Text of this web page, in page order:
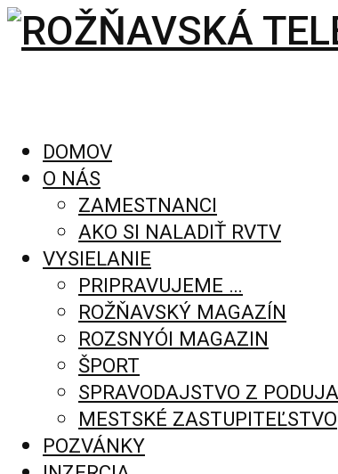
DOMOV
O NÁS
ZAMESTNANCI
AKO SI NALADIŤ RVTV
VYSIELANIE
PRIPRAVUJEME …
ROŽŇAVSKÝ MAGAZÍN
ROZSNYÓI MAGAZIN
ŠPORT
SPRAVODAJSTVO Z
MESTSKÉ ZASTUPITEĽSTVO
POZVÁNKY